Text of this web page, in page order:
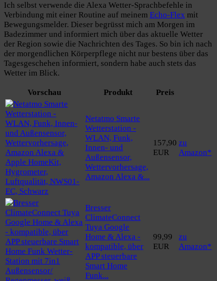
Ich selbst verwende die Alexa Wetter-Sprachbefehle in
Verbindung mit einer Routine auf meinem Echo-Flex mit
Bewegungsmelder. Dieser begrüsst mich am Morgen im
Badezimmer und informiert mich über das aktuelle Wetter
der Region sowie die Nachrichten des Tages. So bin ich nach
der morgendlichen Körperpflege nicht nur bestens über das
Tagesgeschehen informiert, sondern habe auch stets das
Wetter im Blick.
Vorschau Produkt Preis
Netatmo Smarte
Wetterstation -
WLAN, Funk,
Innen- und
Außensensor,
Wettervorhersage,
Amazon Alexa &...
157,90
EUR
zu
Amazon*
Bresser
ClimateConnect
Tuya Google
Home & Alexa -
kompatible, über
APP steuerbare
Smart Home
Funk...
99,99
EUR
zu
Amazon*